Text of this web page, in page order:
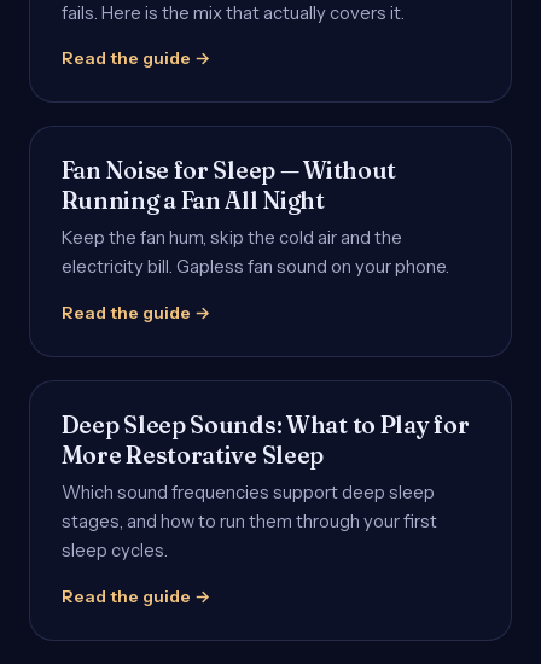
fails. Here is the mix that actually covers it.
Read the guide →
Fan Noise for Sleep — Without
Running a Fan All Night
Keep the fan hum, skip the cold air and the
electricity bill. Gapless fan sound on your phone.
Read the guide →
Deep Sleep Sounds: What to Play for
More Restorative Sleep
Which sound frequencies support deep sleep
stages, and how to run them through your first
sleep cycles.
Read the guide →